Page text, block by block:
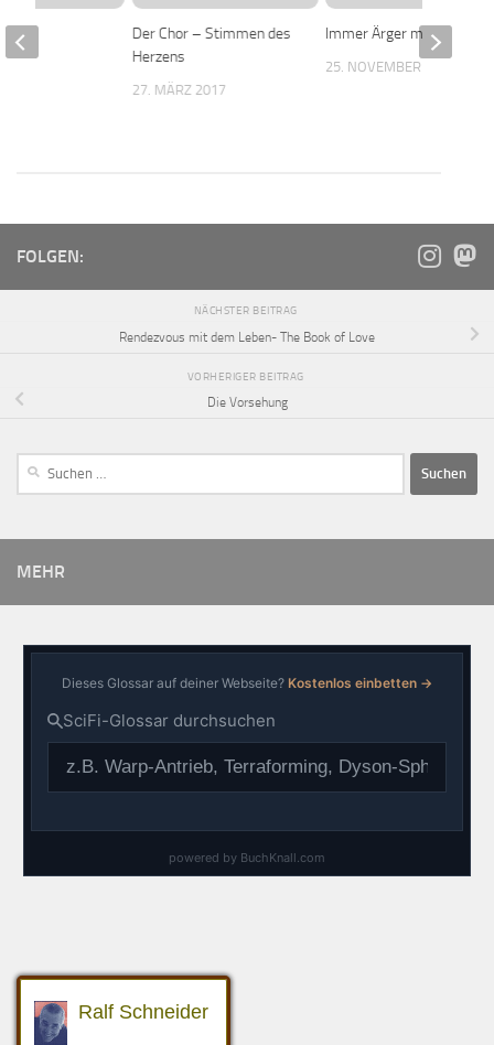
Der Chor – Stimmen des
Herzens
27. MÄRZ 2017
Immer Ärger mit Grandpa
25. NOVEMBER 2020
FOLGEN:
NÄCHSTER BEITRAG
Rendezvous mit dem Leben- The Book of Love
VORHERIGER BEITRAG
Die Vorsehung
MEHR